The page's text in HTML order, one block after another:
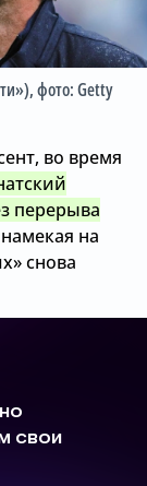
, фото: Getty
во время
перерыва
на
снова